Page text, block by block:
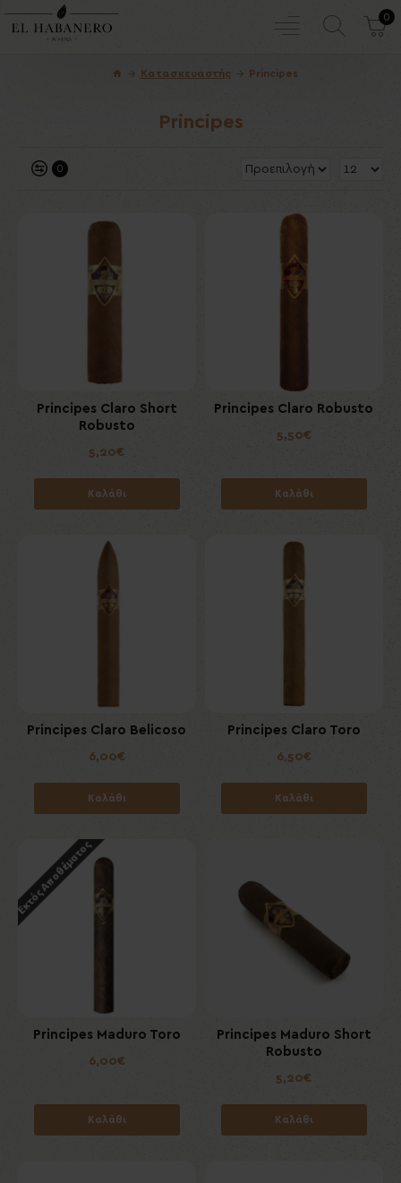
0
Κατασκευαστής Principes
Principes
0
Principes Claro Short
Robusto
5,20€
Καλάθι
Principes Claro Robusto
5,50€
Καλάθι
Principes Claro Belicoso
6,00€
Καλάθι
Principes Claro Toro
6,50€
Καλάθι
Εκτός Αποθέματος
Principes Maduro Toro
6,00€
Καλάθι
Principes Maduro Short
Robusto
5,20€
Καλάθι